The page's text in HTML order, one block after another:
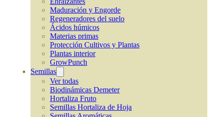
Maduración y Engorde
Regeneradores del suelo
Ácidos húmicos
Materias primas
Protección Cultivos y Plantas
Plantas interior
GrowPunch
Semillas
Ver todas
Biodinámicas Demeter
Hortaliza Fruto
Semillas Hortaliza de Hoja